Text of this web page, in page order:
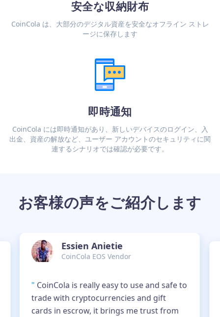
安全な収納財布
CoinCola は、大部分のデジタル資産を安全なオフライン ストレ
ージに保存します
即時通知
CoinCola には即時通知があり、新しいデバイスのログイン、入
出金、資産の解放など、ユーザー アカウントのセキュリティに関
連するシナリオでは確認が必要です。
お客様の声をご紹介します
Essien Anietie
CoinCola EOS Vendor
" CoinCola is really easy to use and safe to
trade with cryptocurrencies and gift
cards in escrow, it brings me trust from